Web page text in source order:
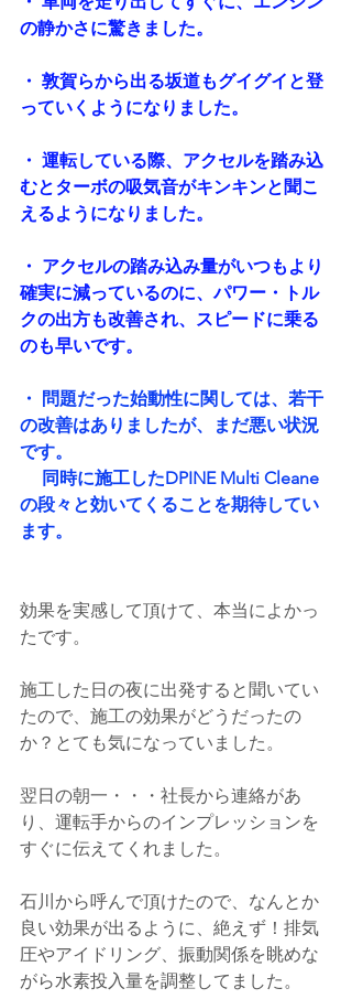
の静かさに驚きました。
・ 敦賀らから出る坂道もグイグイと登
っていくようになりました。
・ 運転している際、アクセルを踏み込
むとターボの吸気音がキンキンと聞こ
えるようになりました。
・ アクセルの踏み込み量がいつもより
確実に減っているのに、パワー・トル
クの出方も改善され、スピードに乗る
のも早いです。
・
問題だった始動性に関しては、若干
の改善はありましたが、まだ悪い状況
です。
同時に施工したDPINE Multi Cleane
の段々と効いてくることを期待してい
ます。
効果を実感して頂けて、本当によかっ
たです。
施工した日の夜に出発すると聞いてい
たので、施工の効果がどうだったの
か？とても気になっていました。
翌日の朝一・・・社長から連絡があ
り、運転手からのインプレッションを
すぐに伝えてくれました。
石川から呼んで頂けたので、なんとか
良い効果が出るように、絶えず！排気
圧やアイドリング、振動関係を眺めな
がら水素投入量を調整してました。